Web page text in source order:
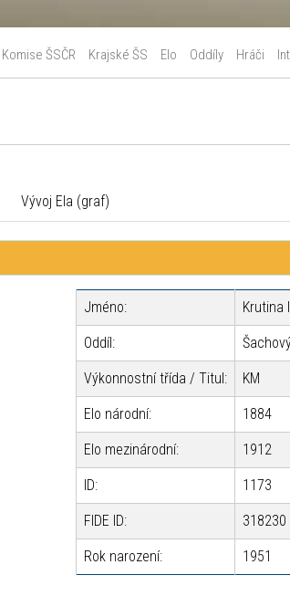
Komise ŠSČR Krajské ŠS Elo Oddíly Hráči
Vývoj Ela (graf)
Jméno: Krutina
Oddíl:
Výkonnostní třída / Titul: KM
Elo národní: 1884
Elo mezinárodní: 1912
ID: 1173
FIDE ID: 318230
Rok narození: 1951